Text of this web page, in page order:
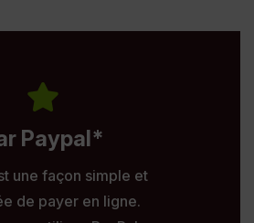
Paypal*
une façon simple et
de payer en ligne.